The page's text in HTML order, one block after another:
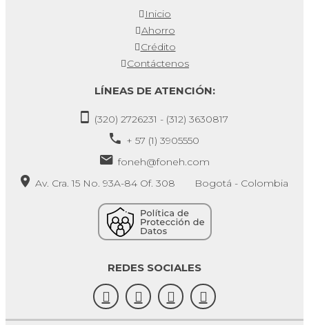
Inicio
Ahorro
Crédito
Contáctenos
LÍNEAS DE ATENCIÓN:
(320) 2726231 - (312) 3630817
+ 57 (1) 3905550
foneh@foneh.com
Av. Cra. 15 No. 93A-84 Of. 308 Bogotá - Colombia
REDES SOCIALES